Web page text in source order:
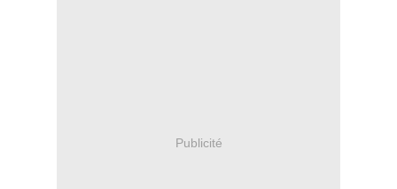
Publicité